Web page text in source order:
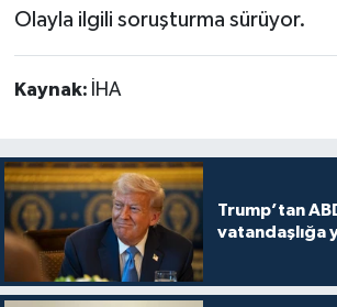
Olayla ilgili soruşturma sürüyor.
Kaynak: İHA
Trump’tan
vatandaşlığa